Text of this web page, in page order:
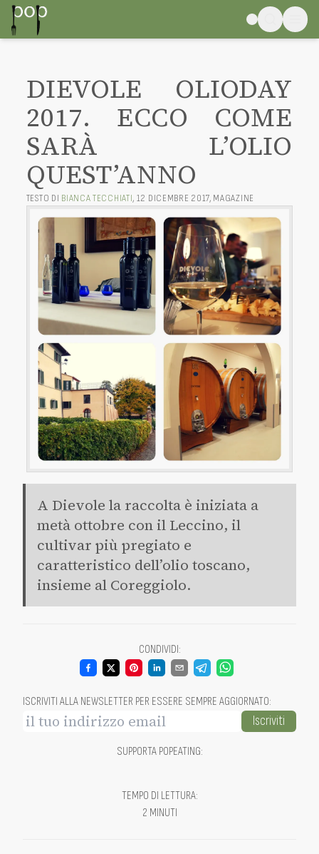
DIEVOLE OLIODAY
2017. ECCO COME
SARÀ L’OLIO
QUEST’ANNO
TESTO DI BIANCA TECCHIATI, 12 DICEMBRE 2017, MAGAZINE
A Dievole la raccolta è iniziata a
metà ottobre con il Leccino, il
cultivar più pregiato e
caratteristico dell’olio toscano,
insieme al Coreggiolo.
CONDIVIDI:
ISCRIVITI ALLA NEWSLETTER PER ESSERE SEMPRE AGGIORNATO:
Iscriviti
SUPPORTA POPEATING:
TEMPO DI LETTURA:
2 MINUTI